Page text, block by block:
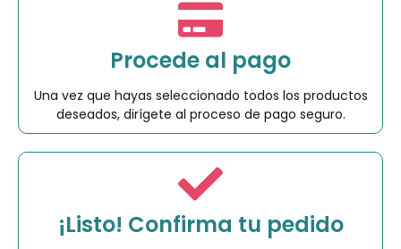
Procede al pago
Una vez que hayas seleccionado todos los productos
deseados, dirígete al proceso de pago seguro.
¡Listo! Confirma tu pedido